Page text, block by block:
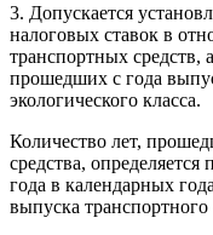
3. Допускается
налоговых ставок в
транспортных средств,
прошедших с года
экологического класса.
Количество лет,
средства,
года в календарных
выпуска транспортного